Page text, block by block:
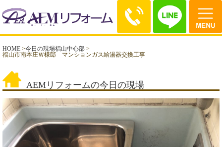
HOME >今日の現場福山中心部 >
福山市南本庄Ｗ様邸 マンションガス給湯器交換工事
AEMリフォームの今日の現場